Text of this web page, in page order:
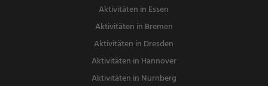
Aktivitäten in Essen
Aktivitäten in Bremen
Aktivitäten in Dresden
Aktivitäten in Hannover
Aktivitäten in Nürnberg